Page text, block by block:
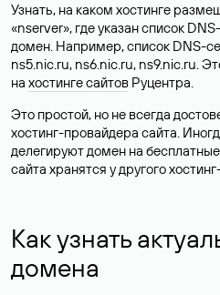
Узнать, на каком хостинге
«nserver», где указан список
домен. Например, список DNS-
ns5.nic.ru, ns6.nic.ru, ns9.nic.ru.
на хостинге сайтов Руцентра.
Это простой, но не всегда
хостинг-провайдера сайта.
делегируют домен на
сайта хранятся у другого
Как узнать
домена